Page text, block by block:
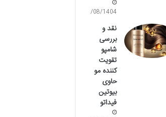
14/08/1404
نقد و
بررسی
شامپو
تقویت
کننده مو
حاوی
بیوتین
فیداتو